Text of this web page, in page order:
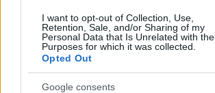
I want to opt-out of Collection, Use,
Retention, Sale, and/or Sharing of my
Personal Data that Is Unrelated with the
Purposes for which it was collected.
Opted Out
Google consents